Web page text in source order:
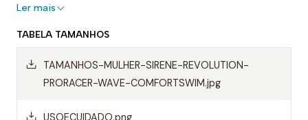
tempo.
É considerado um dos fatos de banho mais
resistentes do mundo.
Destaques:
Ler mais
TABELA TAMANHOS
TAMANHOS-MULHER-SIRENE-REVOLUTION-
PRORACER-WAVE-COMFORTSWIM.jpg
USOECUIDADO.png